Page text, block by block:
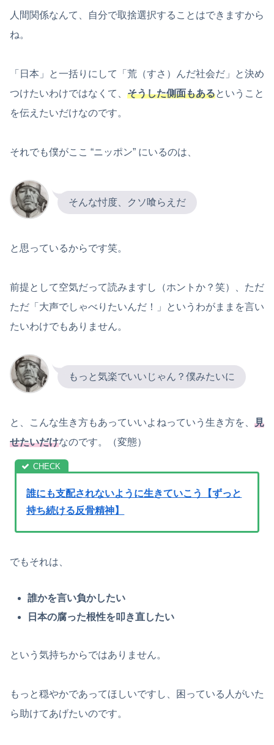
人間関係なんて、自分で取捨選択することはできますから
ね。
「日本」と一括りにして「荒（すさ）んだ社会だ」と決め
つけたいわけではなくて、 そうした側面もあるということ
を伝えたいだけなのです。
それでも僕がここ “ニッポン” にいるのは、
そんな忖度、クソ喰らえだ
と思っているからです笑。
前提として空気だって読みますし（ホントか？笑）、ただ
ただ「大声でしゃべりたいんだ！」というわがままを言い
たいわけでもありません。
もっと気楽でいいじゃん？僕みたいに
と、こんな生き方もあっていいよねっていう生き方を、 見
せたいだけなのです。（変態）
誰にも支配されないように生きていこう【ずっと
持ち続ける反骨精神】
でもそれは、
誰かを言い負かしたい
日本の腐った根性を叩き直したい
という気持ちからではありません。
もっと穏やかであってほしいですし、困っている人がいた
ら助けてあげたいのです。